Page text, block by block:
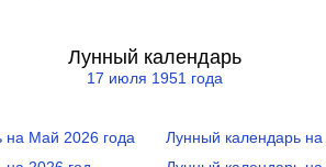
Лунный календарь
17 июля 1951 года
на Май 2026 года
Лунный календарь